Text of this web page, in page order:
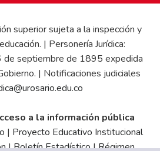
superior sujeta a la inspección y
| Personería Jurídica:
de septiembre de 1895 expedida
| Notificaciones judiciales
a la información pública
| Proyecto Educativo Institucional
|Boletín Estadístico|Régimen